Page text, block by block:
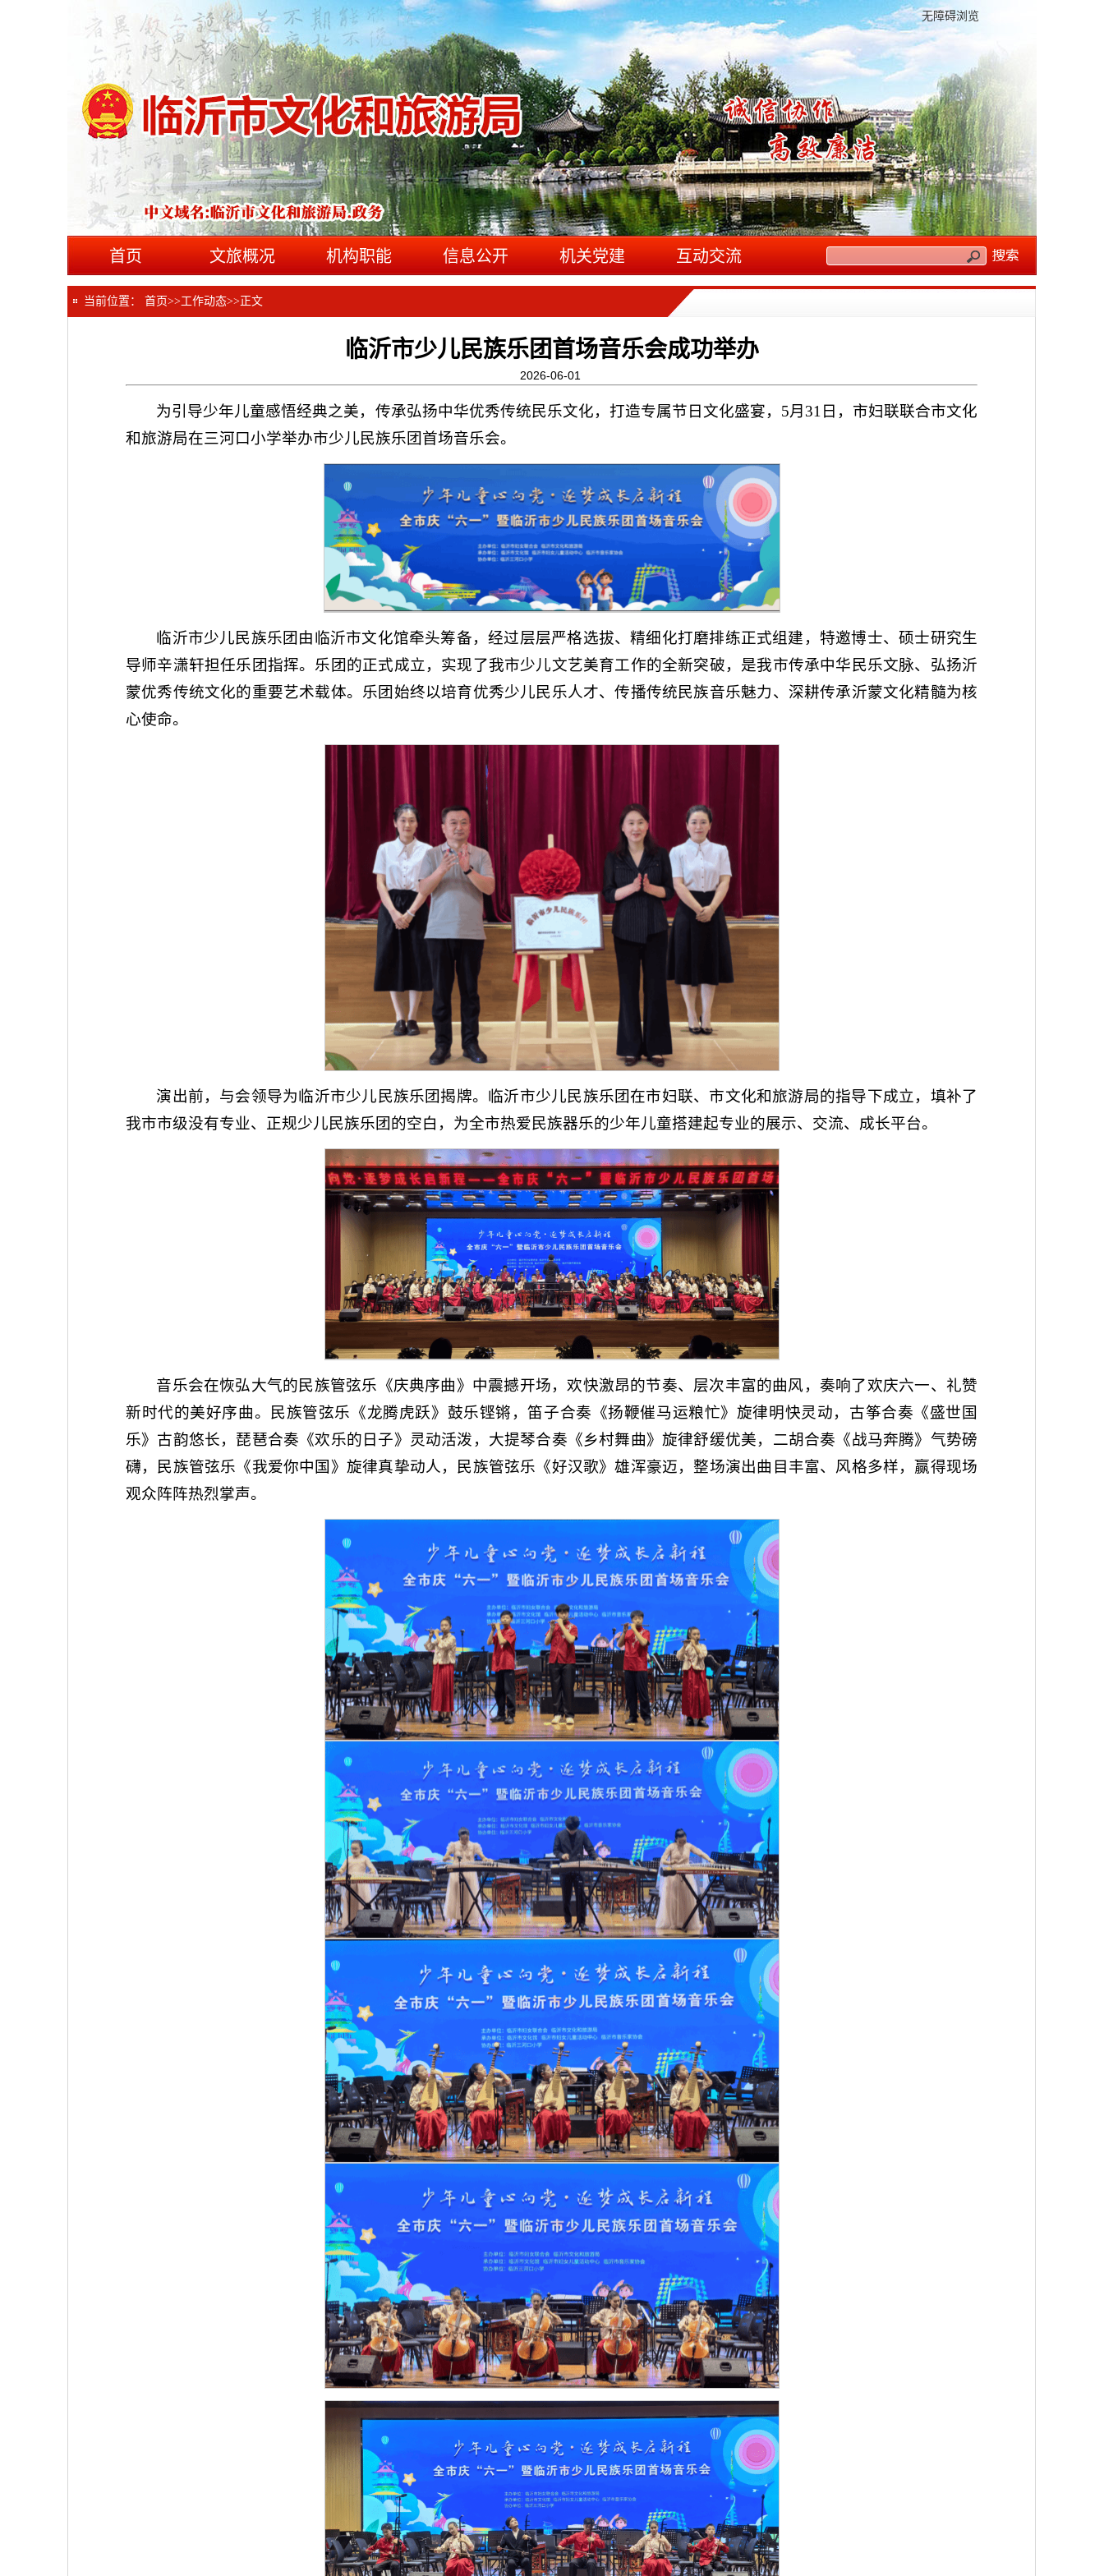
无障碍浏览
首页 文旅概况 机构职能 信息公开 机关党建 互动交流
当前位置： 首页>>工作动态>> 正文
临沂市少儿民族乐团首场音乐会成功举办
2026-06-01
为引导少年儿童感悟经典之美，传承弘扬中华优秀传统民乐文化，打造专属节日文化盛宴，5月31日，市妇联联合市文化
和旅游局在三河口小学举办市少儿民族乐团首场音乐会。
临沂市少儿民族乐团由临沂市文化馆牵头筹备，经过层层严格选拔、精细化打磨排练正式组建，特邀博士、硕士研究生
导师辛潇轩担任乐团指挥。乐团的正式成立，实现了我市少儿文艺美育工作的全新突破，是我市传承中华民乐文脉、弘扬沂
蒙优秀传统文化的重要艺术载体。乐团始终以培育优秀少儿民乐人才、传播传统民族音乐魅力、深耕传承沂蒙文化精髓为核
心使命。
演出前，与会领导为临沂市少儿民族乐团揭牌。临沂市少儿民族乐团在市妇联、市文化和旅游局的指导下成立，填补了
我市市级没有专业、正规少儿民族乐团的空白，为全市热爱民族器乐的少年儿童搭建起专业的展示、交流、成长平台。
音乐会在恢弘大气的民族管弦乐《庆典序曲》中震撼开场，欢快激昂的节奏、层次丰富的曲风，奏响了欢庆六一、礼赞
新时代的美好序曲。民族管弦乐《龙腾虎跃》鼓乐铿锵，笛子合奏《扬鞭催马运粮忙》旋律明快灵动，古筝合奏《盛世国
乐》古韵悠长，琵琶合奏《欢乐的日子》灵动活泼，大提琴合奏《乡村舞曲》旋律舒缓优美，二胡合奏《战马奔腾》气势磅
礴，民族管弦乐《我爱你中国》旋律真挚动人，民族管弦乐《好汉歌》雄浑豪迈，整场演出曲目丰富、风格多样，赢得现场
观众阵阵热烈掌声。